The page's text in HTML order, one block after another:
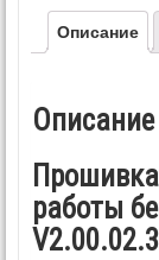
Описание
работы